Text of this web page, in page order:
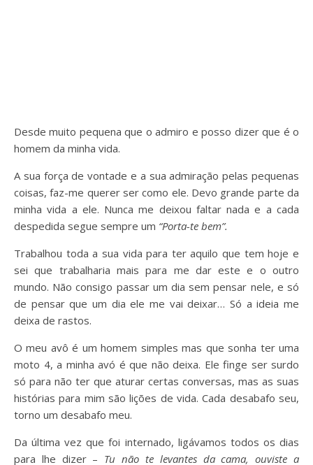
Desde muito pequena que o admiro e posso dizer que é o
homem da minha vida.
A sua força de vontade e a sua admiração pelas pequenas
coisas, faz-me querer ser como ele. Devo grande parte da
minha vida a ele. Nunca me deixou faltar nada e a cada
despedida segue sempre um “Porta-te bem”.
Trabalhou toda a sua vida para ter aquilo que tem hoje e
sei que trabalharia mais para me dar este e o outro
mundo. Não consigo passar um dia sem pensar nele, e só
de pensar que um dia ele me vai deixar… Só a ideia me
deixa de rastos.
O meu avô é um homem simples mas que sonha ter uma
moto 4, a minha avó é que não deixa. Ele finge ser surdo
só para não ter que aturar certas conversas, mas as suas
histórias para mim são lições de vida. Cada desabafo seu,
torno um desabafo meu.
Da última vez que foi internado, ligávamos todos os dias
para lhe dizer – Tu não te levantes da cama, ouviste a